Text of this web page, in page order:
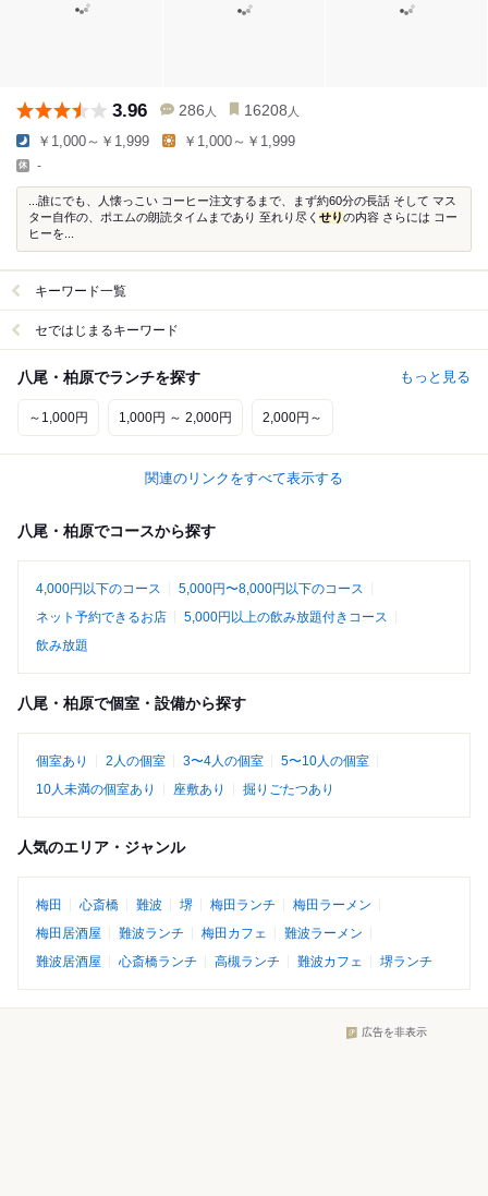
3.96 286 人 16208 人
￥1,000～￥1,999 ￥1,000～￥1,999
-
...誰にでも、人懐っこい コーヒー注文するまで、まず約60分の長話 そして マス
ター自作の、ポエムの朗読タイムまであり 至れり尽く せりの内容 さらには コー
ヒーを...
キーワード一覧
セではじまるキーワード
八尾・柏原でランチを探す もっと見る
～1,000円 1,000円 ～ 2,000円 2,000円～
関連のリンクをすべて表示する
八尾・柏原でコースから探す
4,000円以下のコース
5,000円〜8,000円以下のコース
ネット予約できるお店
5,000円以上の飲み放題付きコース
飲み放題
八尾・柏原で個室・設備から探す
個室あり 2人の個室 3〜4人の個室
5〜10人の個室
10人未満の個室あり
座敷あり 掘りごたつあり
人気のエリア・ジャンル
梅田 心斎橋 難波 堺 梅田ランチ
梅田ラーメン
梅田居酒屋
難波ランチ 梅田カフェ
難波ラーメン
難波居酒屋
心斎橋ランチ 高槻ランチ 難波カフェ 堺ランチ
広告を非表示